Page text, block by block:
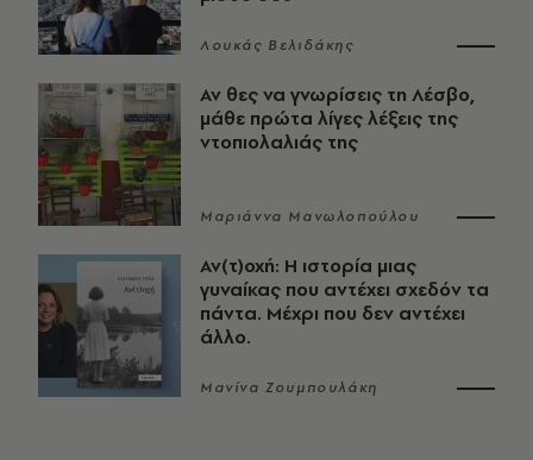
Λουκάς Βελιδάκης
Αν θες να γνωρίσεις τη Λέσβο,
μάθε πρώτα λίγες λέξεις της
ντοπιολαλιάς της
Μαριάννα Μανωλοπούλου
Αν(τ)οχή: Η ιστορία μιας
γυναίκας που αντέχει σχεδόν τα
πάντα. Μέχρι που δεν αντέχει
άλλο.
Μανίνα Ζουμπουλάκη